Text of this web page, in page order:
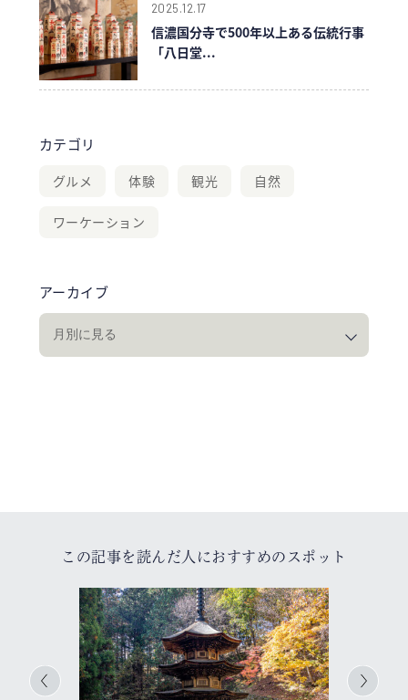
2025.12.17
信濃国分寺で500年以上ある伝統行事
「八日堂...
カテゴリ
グルメ 体験 観光 自然
ワーケーション
アーカイブ
この記事を読んだ人におすすめのスポット